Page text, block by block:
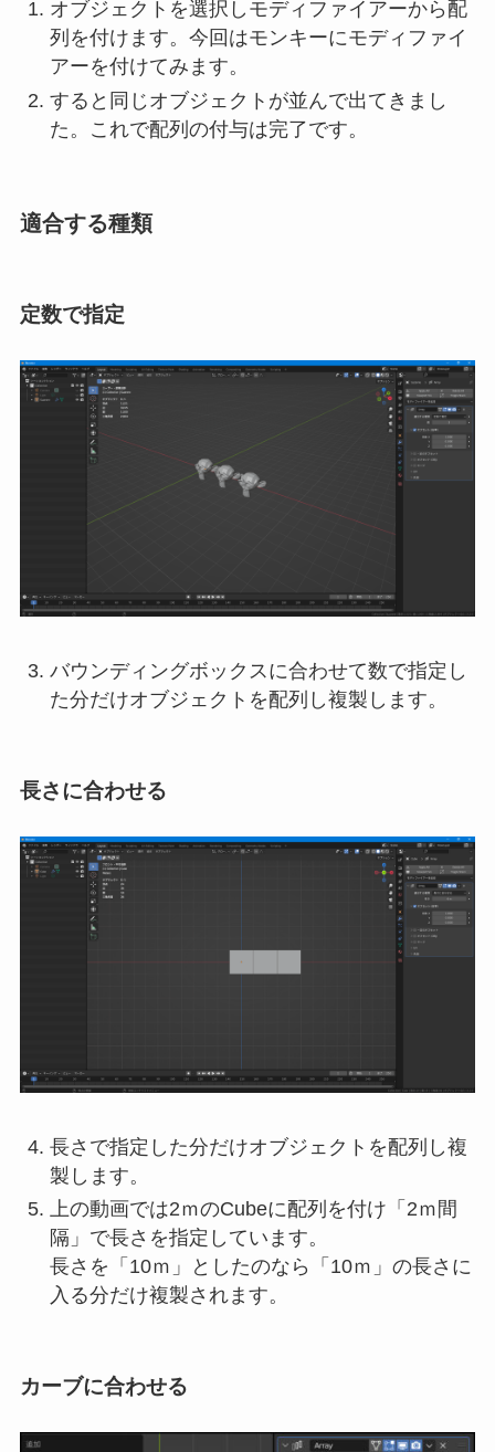
オブジェクトを選択しモディファイアーから配
列を付けます。今回はモンキーにモディファイ
アーを付けてみます。
すると同じオブジェクトが並んで出てきまし
た。これで配列の付与は完了です。
適合する種類
定数で指定
バウンディングボックスに合わせて数で指定し
た分だけオブジェクトを配列し複製します。
長さに合わせる
長さで指定した分だけオブジェクトを配列し複
製します。
上の動画では2ｍのCubeに配列を付け「2ｍ間
隔」で長さを指定しています。
長さを「10ｍ」としたのなら「10ｍ」の長さに
入る分だけ複製されます。
カーブに合わせる